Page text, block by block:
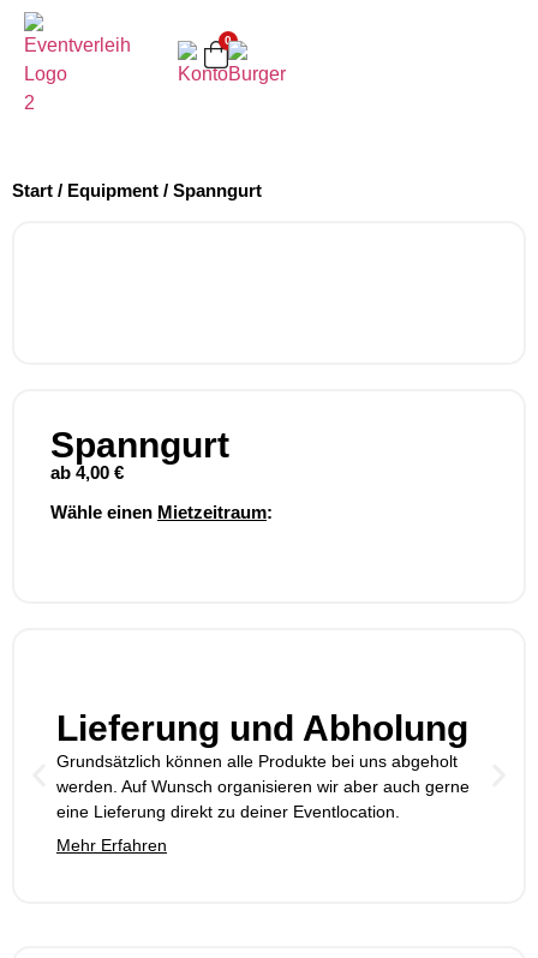
0
Start / Equipment / Spanngurt
Spanngurt
ab 4,00 €
Wähle einen Mietzeitraum:
Lieferung und Abholung
Grundsätzlich können alle Produkte bei uns abgeholt
werden. Auf Wunsch organisieren wir aber auch gerne
eine Lieferung direkt zu deiner Eventlocation.
Mehr Erfahren